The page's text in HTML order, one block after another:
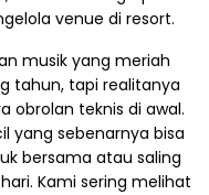
venue di resort.
musik yang meriah
tahun, tapi realitanya
obrolan teknis di awal.
yang sebenarnya bisa
bersama atau saling
Kami sering melihat